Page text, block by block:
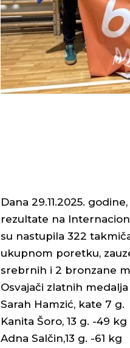
Dana 29.11.2025.
rezultate na
su nastupila 322
ukupnom poretku,
srebrnih i 2 bronzane
Osvajači zlatnih medalja
Sarah Hamzić, kate 7 g.
Kanita Šoro, 13 g. -49 kg
Adna Salčin,13 g. -61 kg